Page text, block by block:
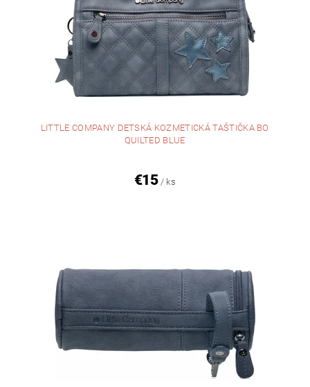
LITTLE COMPANY DETSKÁ KOZMETICKÁ TAŠTIČKA BO
QUILTED BLUE
€15 / ks